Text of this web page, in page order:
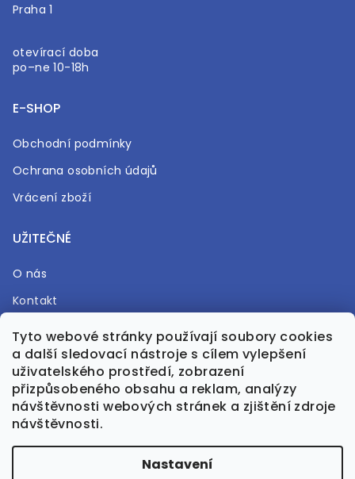
Tyto webové stránky používají soubory cookies
a další sledovací nástroje s cílem vylepšení
uživatelského prostředí, zobrazení
přizpůsobeného obsahu a reklam, analýzy
návštěvnosti webových stránek a zjištění zdroje
návštěvnosti.
Nastavení
Praha 1
otevírací doba
po–ne 10-18h
E-SHOP
Obchodní podmínky
Ochrana osobních údajů
Vrácení zboží
UŽITEČNÉ
O nás
Kontakt
Časté otázky
Prodejna